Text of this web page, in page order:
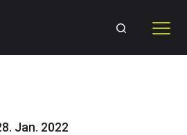
Jan. 2022